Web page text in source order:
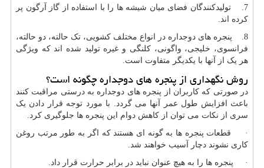
7. تولیدکنندگان فضای میان شیشه ها را با استفاده از گاز آرگون پر
کرده اند.
8. پنجره های دوجداره در انواع مختلف کشویی، تک حالته، دو حالته،
فرانسوی، خلیجی، واگونی، کلنگی و غیره تولید شده اند که ویژگی
هر یک از آنها با یکدیگر متفاوت است.
روش نگهداری از پنجره های دوجداره چگونه است؟
در صورتی که کاربران از پنجره های دوجداره به درستی مراقبت کنند
باعث افزایش طول عمر آنها می گردد. با مورد توجه قرار دادن یک
سری از نکات می توان از کاهش دوام این پنجره ها جلوگیری کرد.
· قطعات پنجره ها به گونه ای هستند که اگر به طور مرتب روغن
کاری نشوند دچار آسیب خواهند شد.
· پنجره ها را به هیچ عنوان نباید در برابر حرارت قرار داد.